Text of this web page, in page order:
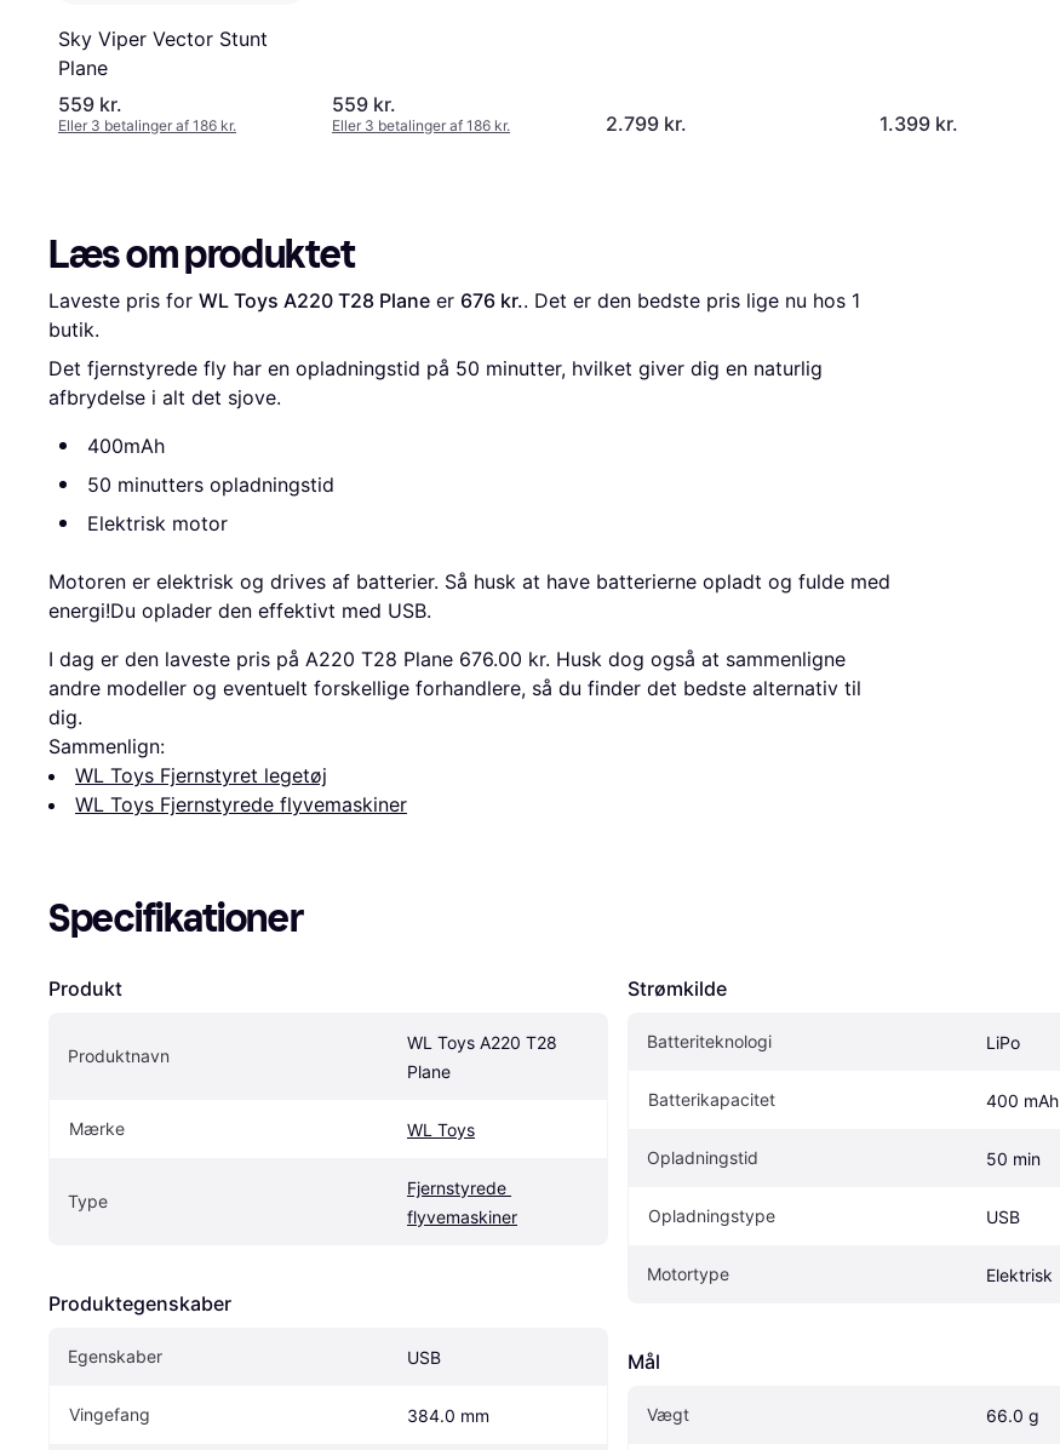
Sky Viper Vector Stunt
Plane
559 kr.
Eller 3 betalinger af 186 kr.
559 kr.
Eller 3 betalinger af 186 kr. 2.799 kr. 1.399 kr.
Læs om produktet
Laveste pris for WL Toys A220 T28 Plane er 676 kr.. Det er den bedste pris lige nu hos 1
butik.
Det fjernstyrede fly har en opladningstid på 50 minutter, hvilket giver dig en naturlig
afbrydelse i alt det sjove.
400mAh
50 minutters opladningstid
Elektrisk motor
Motoren er elektrisk og drives af batterier. Så husk at have batterierne opladt og fulde med
energi!Du oplader den effektivt med USB.
I dag er den laveste pris på A220 T28 Plane 676.00 kr. Husk dog også at sammenligne
andre modeller og eventuelt forskellige forhandlere, så du finder det bedste alternativ til
dig.
Sammenlign:
WL Toys Fjernstyret legetøj
WL Toys Fjernstyrede flyvemaskiner
Specifikationer
Produkt
Produktnavn
WL Toys A220 T28
Plane
Mærke WL Toys
Type
Fjernstyrede
flyvemaskiner
Produktegenskaber
Egenskaber USB
Vingefang 384.0 mm
Strømkilde
Batteriteknologi LiPo
Batterikapacitet 400 mAh
Opladningstid 50 min
Opladningstype USB
Motortype Elektrisk
Mål
Vægt 66.0 g